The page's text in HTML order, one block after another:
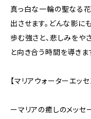
真っ白な一輪の聖なる
出させます。どんな影に
歩む強さと、悲しみをや
と向き合う時間を導きま
【マリアウォーターエッセ
ーマリアの癒しのメッ